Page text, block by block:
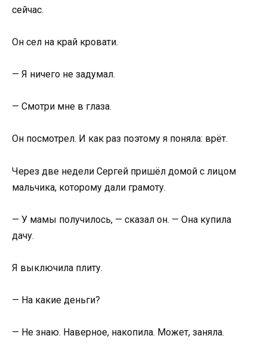
сейчас.
Он сел на край кровати.
— Я ничего не задумал.
— Смотри мне в глаза.
Он посмотрел. И как раз поэтому я поняла: врёт.
Через две недели Сергей пришёл домой с лицом
мальчика, которому дали грамоту.
— У мамы получилось, — сказал он. — Она купила
дачу.
Я выключила плиту.
— На какие деньги?
— Не знаю. Наверное, накопила. Может, заняла.